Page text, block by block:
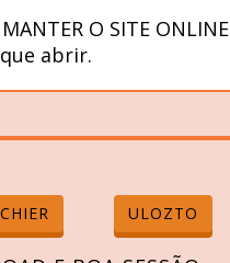
O SITE ONLINE
abrir.
ULOZTO